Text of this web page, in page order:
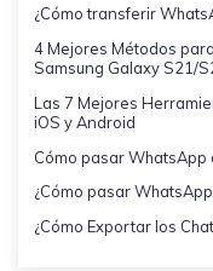
¿Cómo transferir
4 Mejores Métodos
Samsung Galaxy S21/
Las 7 Mejores
iOS y Android
Cómo pasar
¿Cómo pasar
¿Cómo Exportar los